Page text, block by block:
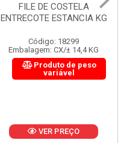
FILE DE COSTELA
ENTRECOTE ESTANCIA KG
Código: 18299
Embalagem: CX/± 14,4 KG
Produto de peso
variável
VER PREÇO